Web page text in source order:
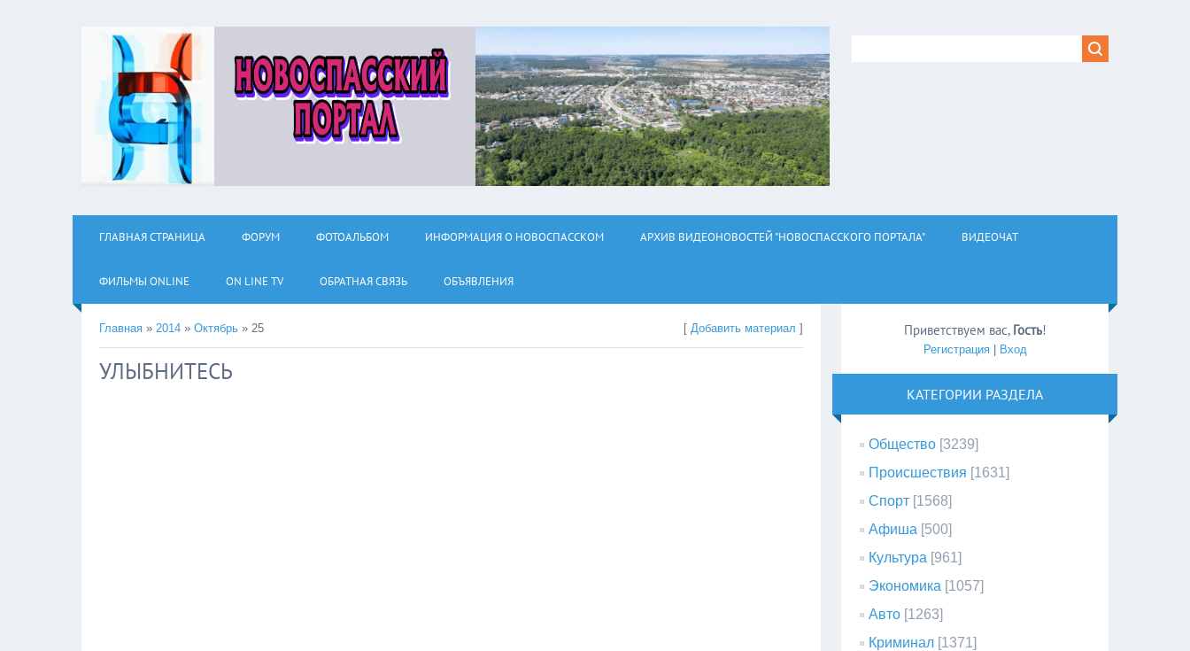
ГЛАВНАЯ СТРАНИЦА ФОРУМ ФОТОАЛЬБОМ ИНФОРМАЦИЯ О НОВОСПАССКОМ АРХИВ ВИДЕОНОВОСТЕЙ "НОВОСПАССКОГО ПОРТАЛА" ВИДЕОЧАТ
ФИЛЬМЫ ОNLINE ON LINE TV ОБРАТНАЯ СВЯЗЬ ОБЪЯВЛЕНИЯ
Главная » 2014 » Октябрь » 25 [Добавить материал ]
УЛЫБНИТЕСЬ
Приветствуем вас, Гость!
Регистрация| Вход
КАТЕГОРИИ РАЗДЕЛА
Общество [3239]
Происшествия [1631]
Спорт [1568]
Афиша [500]
Культура [961]
Экономика [1057]
Авто [1263]
Криминал [1371]